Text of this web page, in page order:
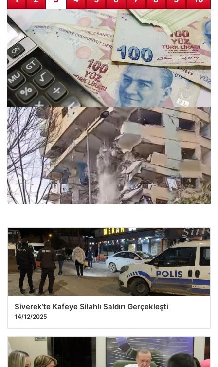
Emlak vergisi ikinci taksit ödemeleri için gecikme faizi
belirlendi!
09.12.2025 11:47
Siverek’te Kafeye Silahlı Saldırı Gerçekleşti
14/12/2025